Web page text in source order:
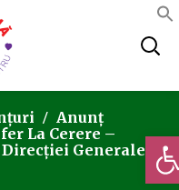
Anunț
La Cerere –
Generale